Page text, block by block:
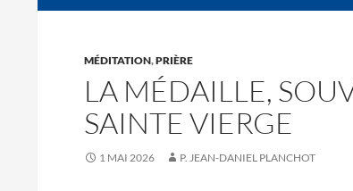
MÉDITATION,PRIÈRE
LA MÉDAILLE,
SAINTE VIERGE
1 MAI 2026 P. JEAN-DANIEL PLANCHOT